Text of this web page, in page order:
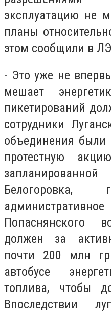
эксплуатацию не
планы
этом сообщили в
- Это уже не
мешает
пикетирований
сотрудники
объединения
протестную
Белогоровка,
Попаснянского
должен за
почти 200 млн
автобусе
топлива, чтобы
Впоследствии